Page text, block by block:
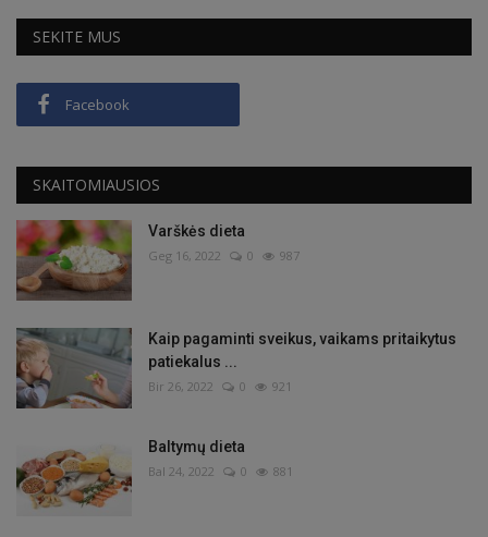
SEKITE MUS
Facebook
SKAITOMIAUSIOS
Varškės dieta
Geg 16, 2022 0 987
Kaip pagaminti sveikus, vaikams pritaikytus
patiekalus ...
Bir 26, 2022 0 921
Baltymų dieta
Bal 24, 2022 0 881